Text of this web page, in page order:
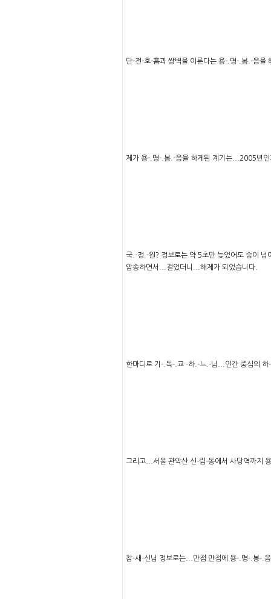
단-전-호-흡과 쌍벽을 이룬다는 용-.명-.봉.-음
제가 용-.명-.봉.-음을 하게된 계기는...2005년
국.-정.-원? 정보로는 약 5초만 늦었어도 숨이
암송하면서...걸었더니...해제가 되었습니다.
한마디로 기-.독-.교 -하.-느.-님...인간 중심의
그리고...서울 관악산 신-림-동에서 사당역까지
참-새-신님 정보로는...만점 만점에 용-.명-.봉-.